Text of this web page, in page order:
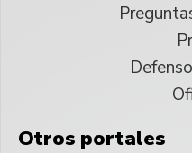
Otros portales